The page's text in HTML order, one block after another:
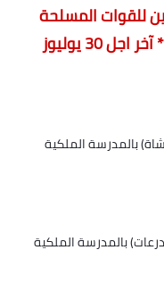
للقوات المسلحة
الملكية لولوج سلك ضباط الصف ** آخر اجل 30 يوليوز
بالمدرسة الملكية
بالمدرسة الملكية